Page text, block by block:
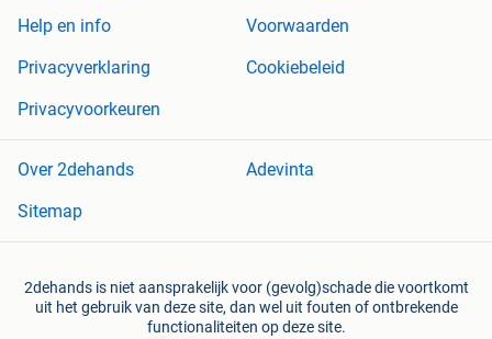
Help en info
Voorwaarden
Privacyverklaring
Cookiebeleid
Privacyvoorkeuren
Over 2dehands
Adevinta
Sitemap
2dehands is niet aansprakelijk voor (gevolg)schade die voortkomt
uit het gebruik van deze site, dan wel uit fouten of ontbrekende
functionaliteiten op deze site.